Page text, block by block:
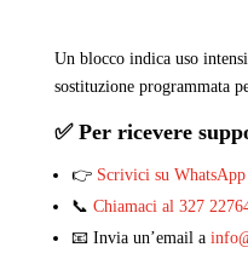
Un blocco indica uso
sostituzione programmata
✅ Per ricevere
👉 Scrivici su
📞 Chiamaci al 327
📧 Invia un’email a